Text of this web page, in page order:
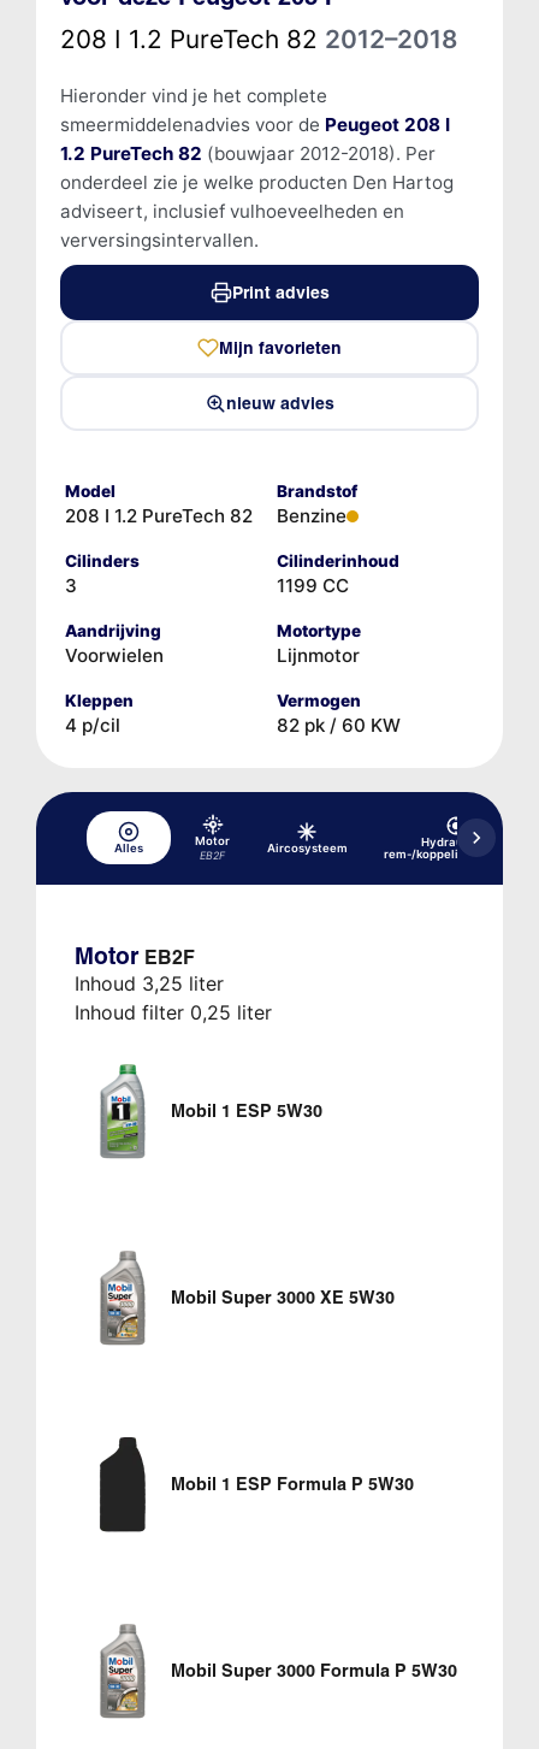
208 I 1.2 PureTech 82 2012–2018
Hieronder vind je het complete
smeermiddelenadvies voor de Peugeot 208 I
1.2 PureTech 82 (bouwjaar 2012-2018). Per
onderdeel zie je welke producten Den Hartog
adviseert, inclusief vulhoeveelheden en
verversingsintervallen.
Print advies
Mijn favorieten
nieuw advies
Model
208 I 1.2 PureTech 82
Brandstof
Benzine
Cilinders
3
Cilinderinhoud
1199 CC
Aandrijving
Voorwielen
Motortype
Lijnmotor
Kleppen
4 p/cil
Vermogen
82 pk / 60 KW
Alles
Motor
EB2F
Aircosysteem
Hydraulisch
rem-/koppelingssysteem
Motor EB2F
Inhoud 3,25 liter
Inhoud filter 0,25 liter
Mobil 1 ESP 5W30
Mobil Super 3000 XE 5W30
Mobil 1 ESP Formula P 5W30
Mobil Super 3000 Formula P 5W30